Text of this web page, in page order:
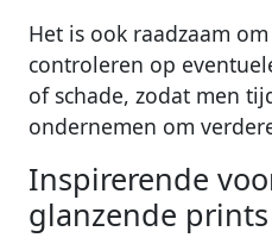
Het is ook raadzaam
controleren op
of schade, zodat men
ondernemen om
Inspirerende
glanzende